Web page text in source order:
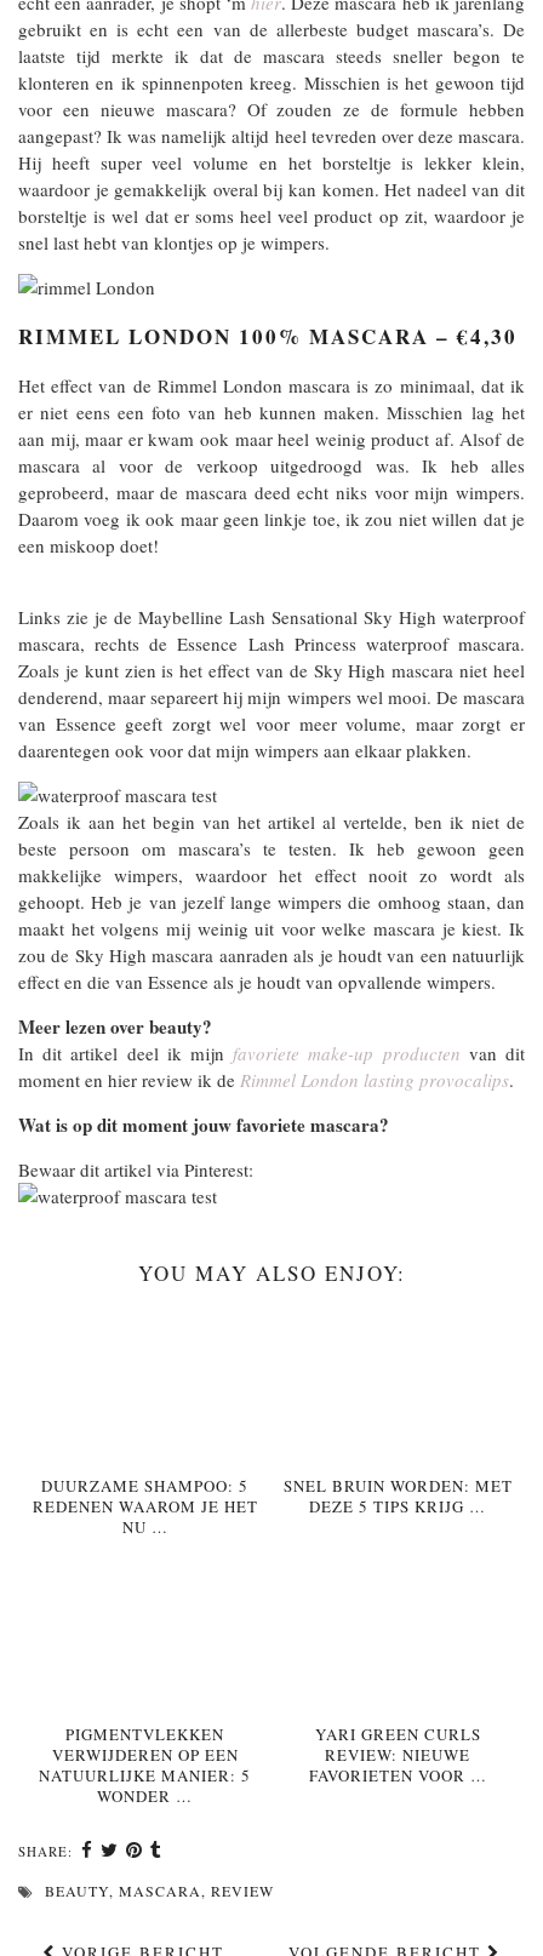
gebruikt en is echt een van de allerbeste budget mascara’s. De
laatste tijd merkte ik dat de mascara steeds sneller begon te
klonteren en ik spinnenpoten kreeg. Misschien is het gewoon tijd
voor een nieuwe mascara? Of zouden ze de formule hebben
aangepast? Ik was namelijk altijd heel tevreden over deze mascara.
Hij heeft super veel volume en het borsteltje is lekker klein,
waardoor je gemakkelijk overal bij kan komen. Het nadeel van dit
borsteltje is wel dat er soms heel veel product op zit, waardoor je
snel last hebt van klontjes op je wimpers.
RIMMEL LONDON 100% MASCARA – €4,30
Het effect van de Rimmel London mascara is zo minimaal, dat ik
er niet eens een foto van heb kunnen maken. Misschien lag het
aan mij, maar er kwam ook maar heel weinig product af. Alsof de
mascara al voor de verkoop uitgedroogd was. Ik heb alles
geprobeerd, maar de mascara deed echt niks voor mijn wimpers.
Daarom voeg ik ook maar geen linkje toe, ik zou niet willen dat je
een miskoop doet!
Links zie je de Maybelline Lash Sensational Sky High waterproof
mascara, rechts de Essence Lash Princess waterproof mascara.
Zoals je kunt zien is het effect van de Sky High mascara niet heel
denderend, maar separeert hij mijn wimpers wel mooi. De mascara
van Essence geeft zorgt wel voor meer volume, maar zorgt er
daarentegen ook voor dat mijn wimpers aan elkaar plakken.
Zoals ik aan het begin van het artikel al vertelde, ben ik niet de
beste persoon om mascara’s te testen. Ik heb gewoon geen
makkelijke wimpers, waardoor het effect nooit zo wordt als
gehoopt. Heb je van jezelf lange wimpers die omhoog staan, dan
maakt het volgens mij weinig uit voor welke mascara je kiest. Ik
zou de Sky High mascara aanraden als je houdt van een natuurlijk
effect en die van Essence als je houdt van opvallende wimpers.
Meer lezen over beauty?
In dit artikel deel ik mijn favoriete make-up producten van dit
moment en hier review ik de Rimmel London lasting provocalips.
Wat is op dit moment jouw favoriete mascara?
Bewaar dit artikel via Pinterest:
YOU MAY ALSO ENJOY:
DUURZAME SHAMPOO: 5
REDENEN WAAROM JE HET
NU …
SNEL BRUIN WORDEN: MET
DEZE 5 TIPS KRIJG …
PIGMENTVLEKKEN
VERWIJDEREN OP EEN
NATUURLIJKE MANIER: 5
WONDER …
YARI GREEN CURLS
REVIEW: NIEUWE
FAVORIETEN VOOR …
SHARE:
BEAUTY, MASCARA, REVIEW